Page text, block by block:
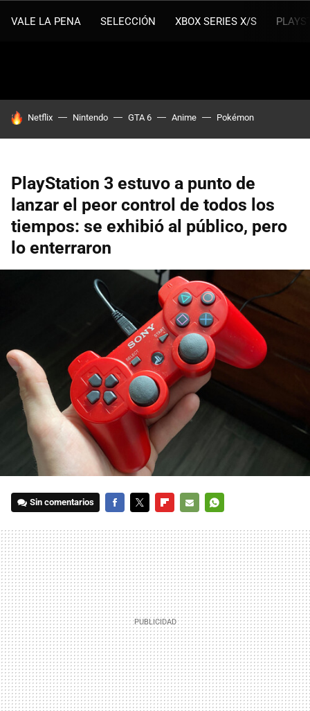
VALE LA PENA SELECCIÓN XBOX SERIES X/S
HOY SE HABLA DE
Netflix Nintendo GTA 6 Anime Pokémon
PlayStation 3 estuvo a punto de
lanzar el peor control de todos los
tiempos: se exhibió al público, pero
lo enterraron
Sin comentarios
MAIL